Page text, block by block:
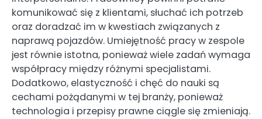
komunikować się z klientami, słuchać ich potrzeb
oraz doradzać im w kwestiach związanych z
naprawą pojazdów. Umiejętność pracy w zespole
jest równie istotna, ponieważ wiele zadań wymaga
współpracy między różnymi specjalistami.
Dodatkowo, elastyczność i chęć do nauki są
cechami pożądanymi w tej branży, ponieważ
technologia i przepisy prawne ciągle się zmieniają.